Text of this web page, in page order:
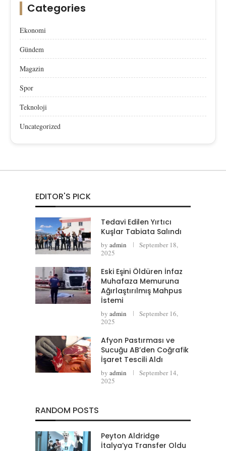
Categories
Ekonomi
Gündem
Magazin
Spor
Teknoloji
Uncategorized
EDITOR'S PICK
Tedavi Edilen Yırtıcı
Kuşlar Tabiata Salındı
by admin
September 18,
2025
Eski Eşini Öldüren İnfaz
Muhafaza Memuruna
Ağırlaştırılmış Mahpus
İstemi
by admin
September 16,
2025
Afyon Pastırması ve
Sucuğu AB’den Coğrafik
İşaret Tescili Aldı
by admin
September 14,
2025
RANDOM POSTS
Peyton Aldridge
İtalya’ya Transfer Oldu